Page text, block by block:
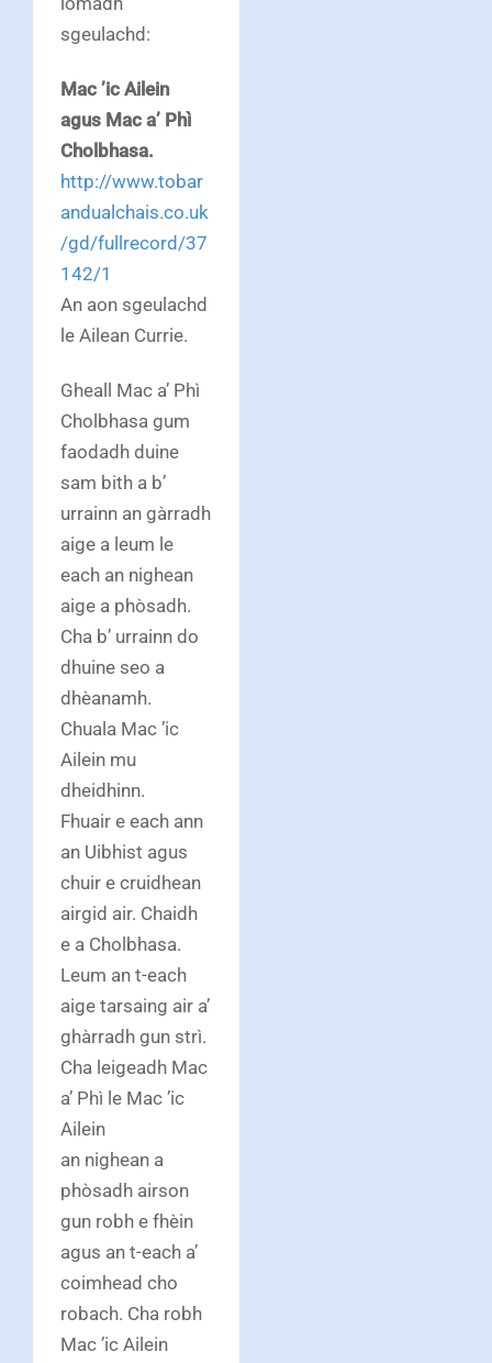
sgeulachd:
Mac ’ic Ailein
agus Mac a’ Phì
Cholbhasa.
http://www.tobar
andualchais.co.uk
/gd/fullrecord/37
142/1
An aon sgeulachd
le Ailean Currie.
Gheall Mac a’ Phì
Cholbhasa gum
faodadh duine
sam bith a b’
urrainn an gàrradh
aige a leum le
each an nighean
aige a phòsadh.
Cha b’ urrainn do
dhuine seo a
dhèanamh.
Chuala Mac ’ic
Ailein mu
dheidhinn.
Fhuair e each ann
an Uibhist agus
chuir e cruidhean
airgid air. Chaidh
e a Cholbhasa.
Leum an t-each
aige tarsaing air a’
ghàrradh gun strì.
Cha leigeadh Mac
a’ Phì le Mac ’ic
Ailein
an nighean a
phòsadh airson
gun robh e fhèin
agus an t-each a’
coimhead cho
robach. Cha robh
Mac ’ic Ailein